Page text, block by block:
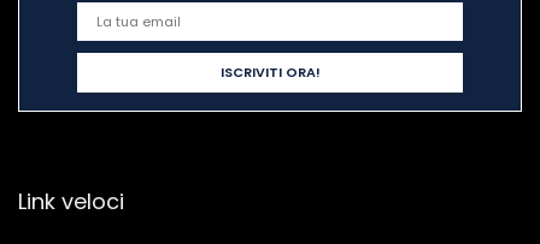
Link veloci